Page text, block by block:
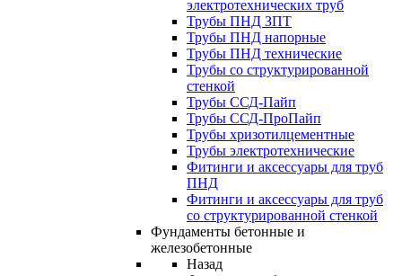
электротехнических труб
Трубы ПНД ЗПТ
Трубы ПНД напорные
Трубы ПНД технические
Трубы со структурированной
стенкой
Трубы ССД-Пайп
Трубы ССД-ПроПайп
Трубы хризотилцементные
Трубы электротехнические
Фитинги и аксессуары для труб
ПНД
Фитинги и аксессуары для труб
со структурированной стенкой
Фундаменты бетонные и
железобетонные
Назад